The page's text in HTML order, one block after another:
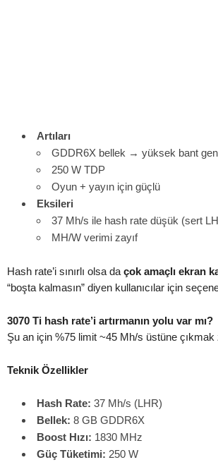
Artıları
GDDR6X bellek → yüksek bant
250 W TDP
Oyun + yayın için güçlü
Eksileri
37 Mh/s ile hash rate düşük (sert
MH/W verimi zayıf
Hash rate’i sınırlı olsa da çok amaçlı ekran
“boşta kalmasın” diyen kullanıcılar için
3070 Ti hash rate’i artırmanın yolu var mı?
Şu an için %75 limit ~45 Mh/s üstüne çıkmak
Teknik Özellikler
Hash Rate: 37 Mh/s (LHR)
Bellek: 8 GB GDDR6X
Boost Hızı: 1830 MHz
Güç Tüketimi: 250 W